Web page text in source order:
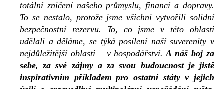
totální zničení našeho průmyslu, financí a dopravy.
To se nestalo, protože jsme všichni vytvořili solidní
bezpečnostní rezervu. To, co jsme v této oblasti
udělali a děláme, se týká posílení naší suverenity v
nejdůležitější oblasti – v hospodářství.A náš boj za
sebe, za své zájmy a za svou budoucnost je jistě
inspirativním příkladem pro ostatní státy v jejich